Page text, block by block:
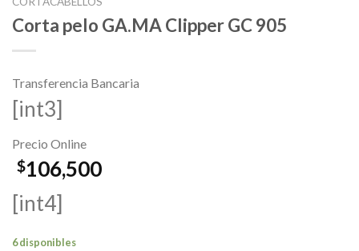
Corta pelo GA.MA Clipper GC 905
Transferencia Bancaria
[int3]
Precio Online
$106,500
[int4]
6 disponibles